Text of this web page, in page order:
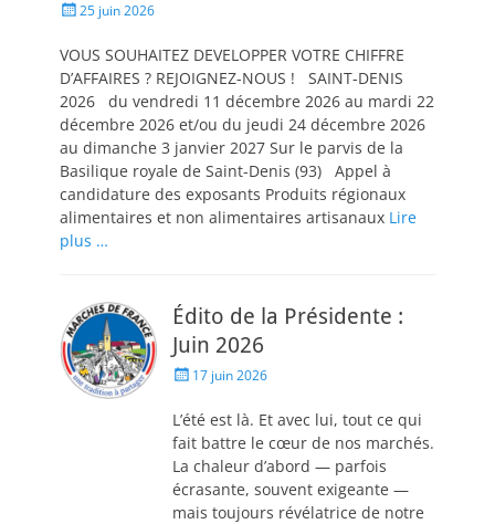
25 juin 2026
VOUS SOUHAITEZ DEVELOPPER VOTRE CHIFFRE
D’AFFAIRES ? REJOIGNEZ-NOUS ! SAINT-DENIS
2026 du vendredi 11 décembre 2026 au mardi 22
décembre 2026 et/ou du jeudi 24 décembre 2026
au dimanche 3 janvier 2027 Sur le parvis de la
Basilique royale de Saint-Denis (93) Appel à
candidature des exposants Produits régionaux
alimentaires et non alimentaires artisanaux Lire
plus …
Édito de la Présidente :
Juin 2026
17 juin 2026
L’été est là. Et avec lui, tout ce qui
fait battre le cœur de nos marchés.
La chaleur d’abord — parfois
écrasante, souvent exigeante —
mais toujours révélatrice de notre